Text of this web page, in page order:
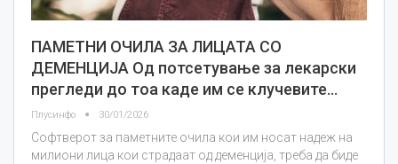
ПАМЕТНИ ОЧИЛА ЗА ЛИЦАТА СО
ДЕМЕНЦИЈА Од потсетување за лекарски
прегледи до тоа каде им се клучевите…
Плусинфо 30/01/2026
Софтверот за паметните очила кои им носат надеж на
милиони лица кои страдаат од деменција, треба да биде